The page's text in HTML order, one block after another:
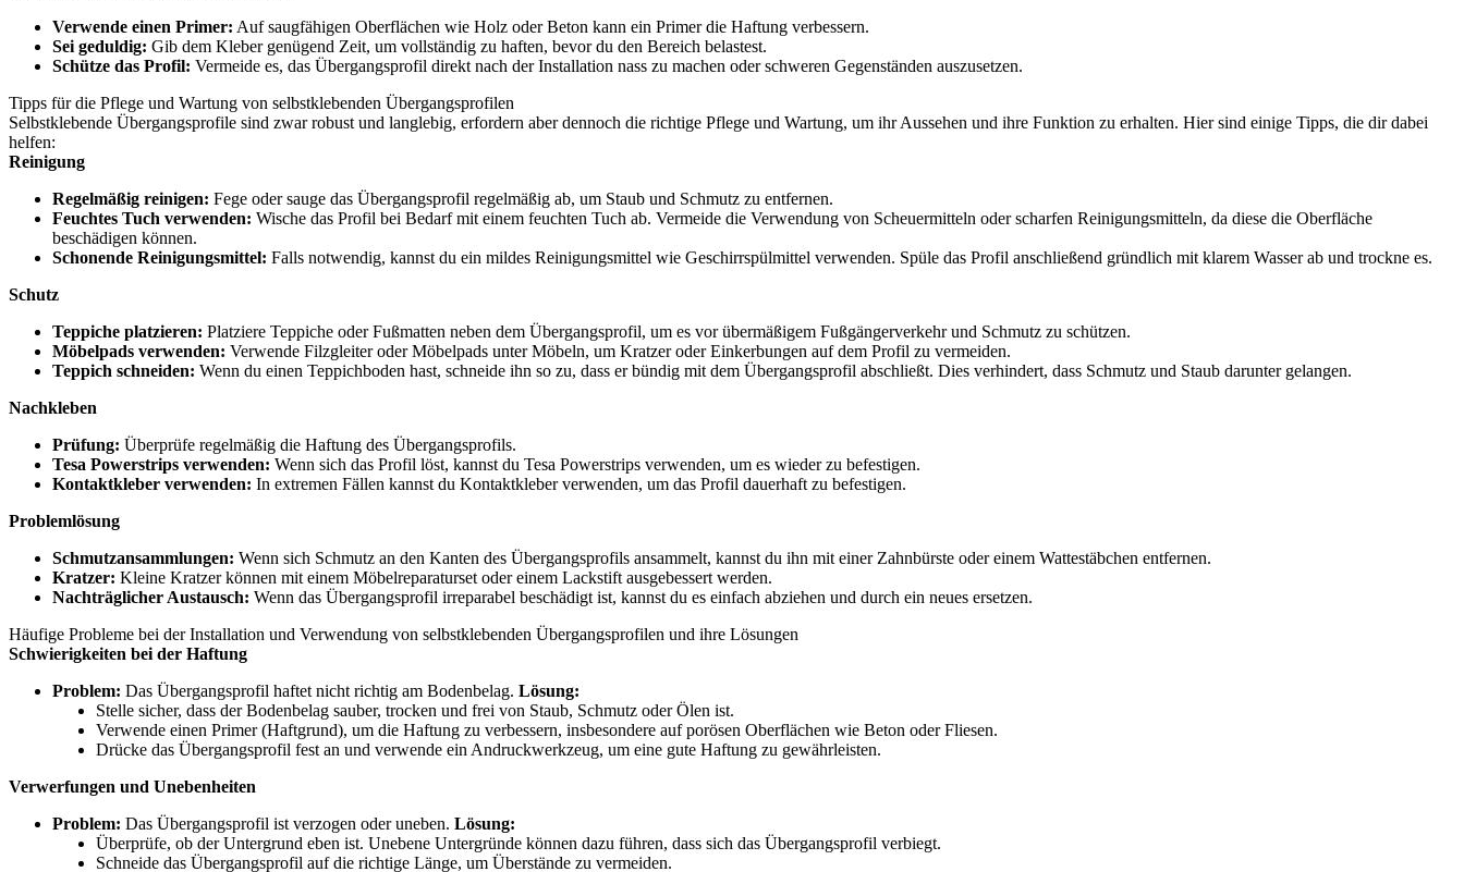
Verwende einen Primer: Auf saugfähigen Oberflächen wie Holz oder Beton kann ein Primer die Haftung verbessern.
Sei geduldig: Gib dem Kleber genügend Zeit, um vollständig zu haften, bevor du den Bereich belastest.
Schütze das Profil: Vermeide es, das Übergangsprofil direkt nach der Installation nass zu machen oder schweren Gegenständen auszusetzen.
Tipps für die Pflege und Wartung von selbstklebenden Übergangsprofilen
Selbstklebende Übergangsprofile sind zwar robust und langlebig, erfordern aber dennoch die richtige Pflege und Wartung, um ihr Aussehen und ihre Funktion zu erhalten. Hier sind einige Tipps, die dir dabei
helfen:
Reinigung
Regelmäßig reinigen: Fege oder sauge das Übergangsprofil regelmäßig ab, um Staub und Schmutz zu entfernen.
Feuchtes Tuch verwenden: Wische das Profil bei Bedarf mit einem feuchten Tuch ab. Vermeide die Verwendung von Scheuermitteln oder scharfen Reinigungsmitteln, da diese die Oberfläche
beschädigen können.
Schonende Reinigungsmittel: Falls notwendig, kannst du ein mildes Reinigungsmittel wie Geschirrspülmittel verwenden. Spüle das Profil anschließend gründlich mit klarem Wasser ab und trockne es.
Schutz
Teppiche platzieren: Platziere Teppiche oder Fußmatten neben dem Übergangsprofil, um es vor übermäßigem Fußgängerverkehr und Schmutz zu schützen.
Möbelpads verwenden: Verwende Filzgleiter oder Möbelpads unter Möbeln, um Kratzer oder Einkerbungen auf dem Profil zu vermeiden.
Teppich schneiden: Wenn du einen Teppichboden hast, schneide ihn so zu, dass er bündig mit dem Übergangsprofil abschließt. Dies verhindert, dass Schmutz und Staub darunter gelangen.
Nachkleben
Prüfung: Überprüfe regelmäßig die Haftung des Übergangsprofils.
Tesa Powerstrips verwenden: Wenn sich das Profil löst, kannst du Tesa Powerstrips verwenden, um es wieder zu befestigen.
Kontaktkleber verwenden: In extremen Fällen kannst du Kontaktkleber verwenden, um das Profil dauerhaft zu befestigen.
Problemlösung
Schmutzansammlungen: Wenn sich Schmutz an den Kanten des Übergangsprofils ansammelt, kannst du ihn mit einer Zahnbürste oder einem Wattestäbchen entfernen.
Kratzer: Kleine Kratzer können mit einem Möbelreparaturset oder einem Lackstift ausgebessert werden.
Nachträglicher Austausch: Wenn das Übergangsprofil irreparabel beschädigt ist, kannst du es einfach abziehen und durch ein neues ersetzen.
Häufige Probleme bei der Installation und Verwendung von selbstklebenden Übergangsprofilen und ihre Lösungen
Schwierigkeiten bei der Haftung
Problem: Das Übergangsprofil haftet nicht richtig am Bodenbelag. Lösung:
Stelle sicher, dass der Bodenbelag sauber, trocken und frei von Staub, Schmutz oder Ölen ist.
Verwende einen Primer (Haftgrund), um die Haftung zu verbessern, insbesondere auf porösen Oberflächen wie Beton oder Fliesen.
Drücke das Übergangsprofil fest an und verwende ein Andruckwerkzeug, um eine gute Haftung zu gewährleisten.
Verwerfungen und Unebenheiten
Problem: Das Übergangsprofil ist verzogen oder uneben. Lösung:
Überprüfe, ob der Untergrund eben ist. Unebene Untergründe können dazu führen, dass sich das Übergangsprofil verbiegt.
Schneide das Übergangsprofil auf die richtige Länge, um Überstände zu vermeiden.